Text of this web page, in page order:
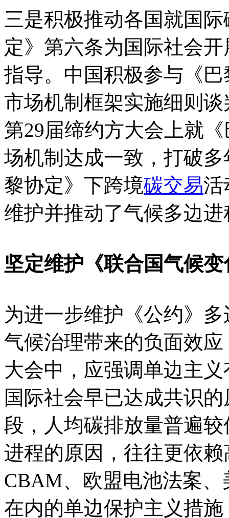
三是积极推动各国就国
定》第六条为国际社会
指导。中国积极参与《
市场机制框架实施细则
第29届缔约方大会上就
场机制达成一致，打破
黎协定》下跨境碳交易活
维护并推动了气候多边进
坚定维护《联合国气候
为进一步维护《公约》
气候治理带来的负面效
大会中，应强调单边主
国际社会早已达成共识
段，人均碳排放量普遍
进程的原因，往往更依
CBAM、欧盟电池法案
在内的单边保护主义措